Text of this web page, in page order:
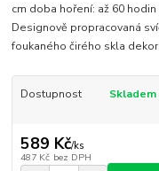
cm doba hoření: až 60
Designově propracovaná
foukaného čirého skla
Dostupnost Skladem
589 Kč/ks
487 Kč bez DPH